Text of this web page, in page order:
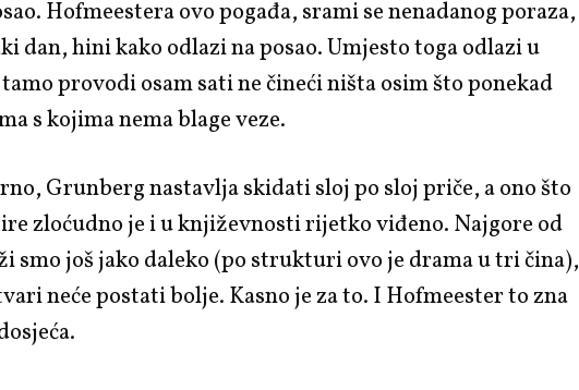
Hofmeestera ovo pogađa, srami se nenadanog poraza,
dan, hini kako odlazi na posao. Umjesto toga odlazi u
provodi osam sati ne čineći ništa osim što ponekad
s kojima nema blage veze.
Grunberg nastavlja skidati sloj po sloj priče, a ono što
zloćudno je i u književnosti rijetko viđeno. Najgore od
smo još jako daleko (po strukturi ovo je drama u tri čina),
neće postati bolje. Kasno je za to. I Hofmeester to zna